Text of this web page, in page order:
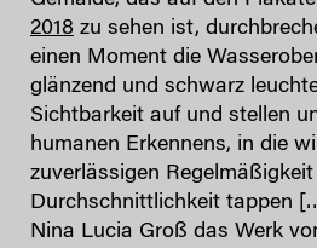
2018 zu sehen ist,
einen Moment die
glänzend und schwarz
Sichtbarkeit auf und stellen
humanen Erkennens, in die
zuverlässigen
Durchschnittlichkeit tappen
Nina Lucia Groß das Werk